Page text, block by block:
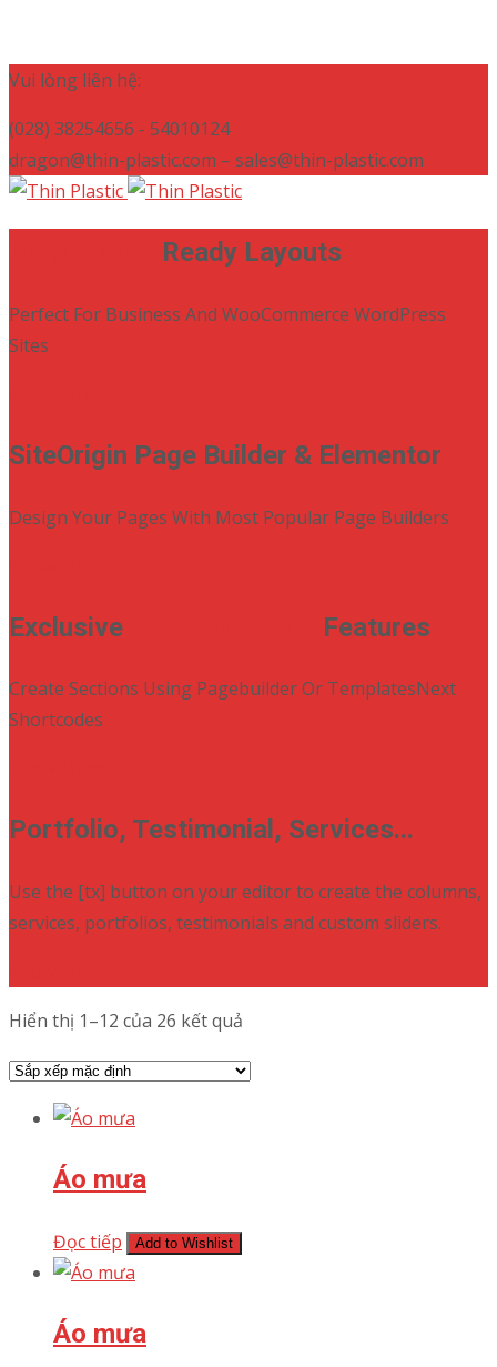
Vui lòng liên hệ:
(028) 38254656 - 54010124
dragon@thin-plastic.com – sales@thin-plastic.com
Ready Layouts
Perfect For Business And WooCommerce WordPress
Sites
SiteOrigin Page Builder & Elementor
Design Your Pages With Most Popular Page Builders
Exclusive Features
Create Sections Using Pagebuilder Or TemplatesNext
Shortcodes
Portfolio, Testimonial, Services...
Use the [tx] button on your editor to create the columns,
services, portfolios, testimonials and custom sliders.
Hiển thị 1–12 của 26 kết quả
Áo mưa
Đọc tiếp Add to Wishlist
Áo mưa